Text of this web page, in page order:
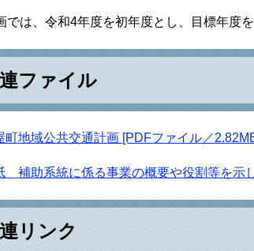
は、令和4年度を初年度とし、目標年度
ファイル
町地域公共交通計画 [PDFファイル／
補助系統に係る事業の概要や役割等を示
リンク